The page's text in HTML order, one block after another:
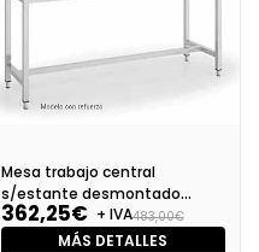
Mesa trabajo central
s/estante desmontado
Dim:1100X700X850 Mm
362,25€ + IVA483,00€
MÁS DETALLES